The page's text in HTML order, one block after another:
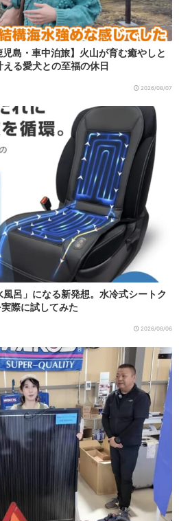
島・車中泊旅】火山が育む癒やしと
る愛犬との至福の休日
2026/08/07
呂」になる新発想。水冷式シートク
際に試してみた
2026/08/06